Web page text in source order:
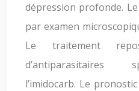
dépression profonde.
par examen
Le traitement
d’antiparasitaires
l’imidocarb. Le